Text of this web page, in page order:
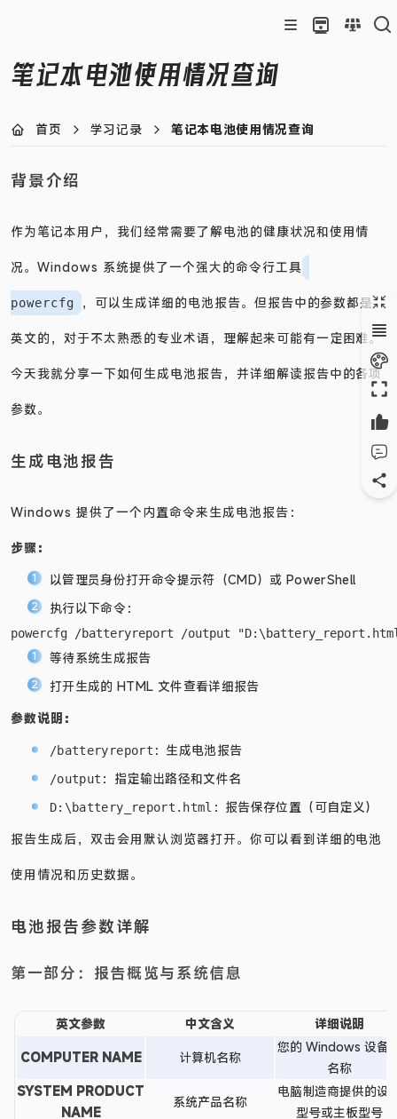
笔记本电池使用情况查询
首页 学习记录 笔记本电池使用情况查询
背景介绍
作为笔记本用户，我们经常需要了解电池的健康状况和使用情
况。Windows 系统提供了一个强大的命令行工具
powercfg ，可以生成详细的电池报告。但报告中的参数都是
英文的，对于不太熟悉的专业术语，理解起来可能有一定困难。
今天我就分享一下如何生成电池报告，并详细解读报告中的各项
参数。
生成电池报告
Windows 提供了一个内置命令来生成电池报告：
步骤：
以管理员身份打开命令提示符（CMD）或 PowerShell
执行以下命令：
等待系统生成报告
打开生成的 HTML 文件查看详细报告
参数说明：
/batteryreport ：生成电池报告
/output ：指定输出路径和文件名
D:\battery_report.html ：报告保存位置（可自定义）
报告生成后，双击会用默认浏览器打开。你可以看到详细的电池
使用情况和历史数据。
电池报告参数详解
第一部分：报告概览与系统信息
英文参数 中文含义
详细说明
COMPUTER NAME
计算机名称
您的 Windows 设备
名称
SYSTEM PRODUCT
NAME
系统产品名称
电脑制造商提供的设
型号或主板型号